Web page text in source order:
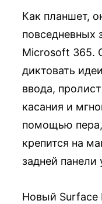
Как планшет,
повседневных
Microsoft 365.
диктовать
ввода,
касания и
помощью пера,
крепится на
задней панели
Новый Surface